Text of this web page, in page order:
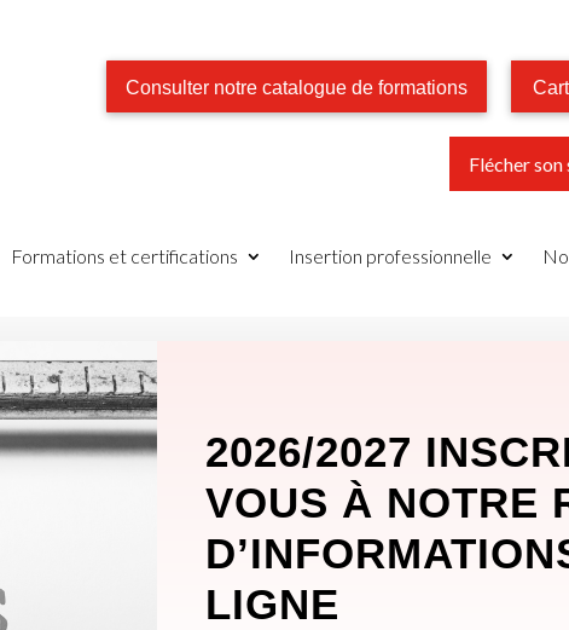
Consulter notre catalogue de formations
Flécher
Formations et certifications Insertion professionnelle
2026/2027
VOUS À NOTRE
LIGNE